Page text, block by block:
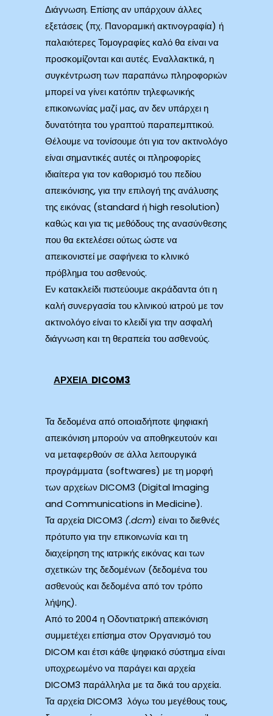
Διάγνωση. Επίσης αν υπάρχουν άλλες
εξετάσεις (πχ. Πανοραμική ακτινογραφία) ή
παλαιότερες Τομογραφίες καλό θα είναι να
προσκομίζονται και αυτές. Εναλλακτικά, η
συγκέντρωση των παραπάνω πληροφοριών
μπορεί να γίνει κατόπιν τηλεφωνικής
επικοινωνίας μαζί μας, αν δεν υπάρχει η
δυνατότητα του γραπτού παραπεμπτικού.
Θέλουμε να τονίσουμε ότι για τον ακτινολόγο
είναι σημαντικές αυτές οι πληροφορίες
ιδιαίτερα για τον καθορισμό του πεδίου
απεικόνισης, για την επιλογή της ανάλυσης
της εικόνας (standard ή high resolution)
καθώς και για τις μεθόδους της ανασύνθεσης
που θα εκτελέσει ούτως ώστε να
απεικονιστεί με σαφήνεια το κλινικό
πρόβλημα του ασθενούς.
Εν κατακλείδι πιστεύουμε ακράδαντα ότι η
καλή συνεργασία του κλινικού ιατρού με τον
ακτινολόγο είναι το κλειδί για την ασφαλή
διάγνωση και τη θεραπεία του ασθενούς.
ΑΡΧΕΙΑ DICOM3
Τα δεδομένα από οπoιαδήποτε ψηφιακή
απεικόνιση μπορούν να αποθηκευτούν και
να μεταφερθούν σε άλλα λειτουργικά
προγράμματα (softwares) με τη μορφή
των αρχείων DICOM3 (Digital Imaging
and Communications in Medicine).
Τα αρχεία DICOM3 (.dcm) είναι το διεθνές
πρότυπο για την επικοινωνία και τη
διαχείρηση της ιατρικής εικόνας και των
σχετικών της δεδομένων (δεδομένα του
ασθενούς και δεδομένα από τον τρόπο
λήψης).
Από το 2004 η Οδοντιατρική απεικόνιση
συμμετέχει επίσημα στον Οργανισμό του
DICOM και έτσι κάθε ψηφιακό σύστημα είναι
υποχρεωμένο να παράγει και αρχεία
DICOM3 παράλληλα με τα δικά του αρχεία.
Τα αρχεία DICOM3 λόγω του μεγέθους τους,